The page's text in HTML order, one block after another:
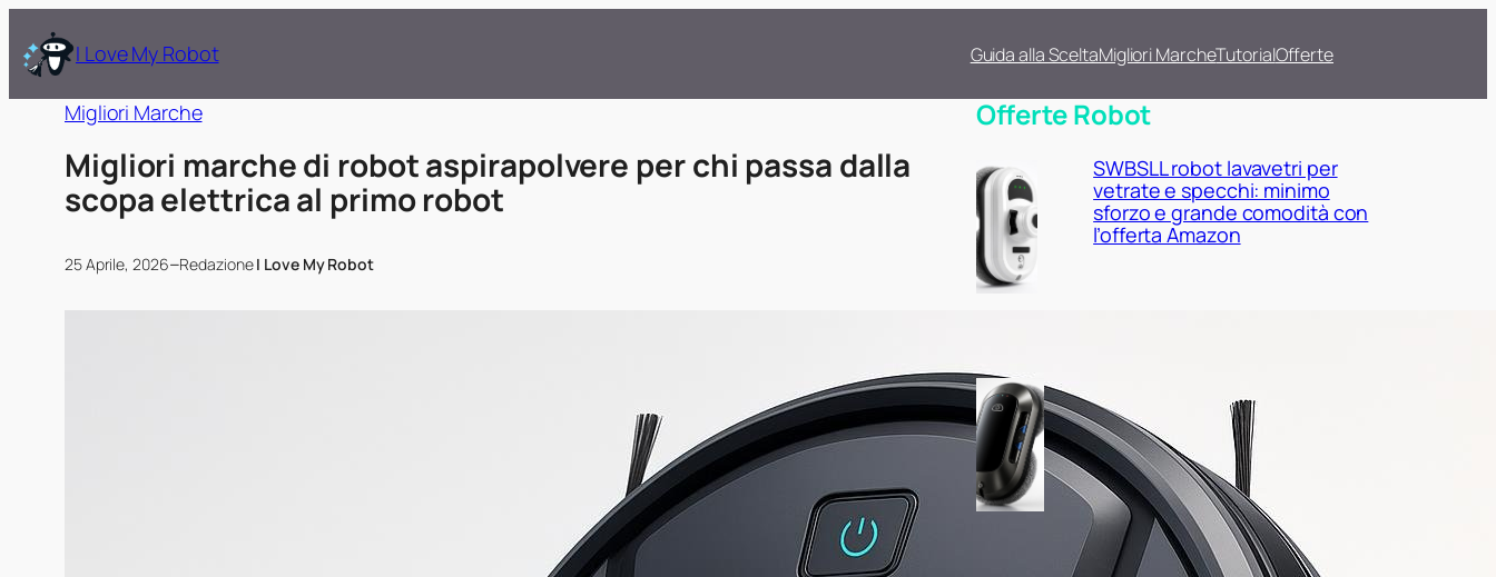
I Love My Robot Guida alla SceltaMigliori MarcheTutorialOfferte
Migliori Marche
Migliori marche di robot aspirapolvere per chi passa dalla
scopa elettrica al primo robot
25 Aprile, 2026–RedazioneI Love My Robot
Offerte Robot
SWBSLL robot lavavetri per
vetrate e specchi: minimo
sforzo e grande comodità con
l’offerta Amazon
elettrico: finestroni e
portefinestre più puliti con lo
sconto Amazon